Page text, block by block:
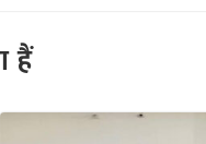
हैं